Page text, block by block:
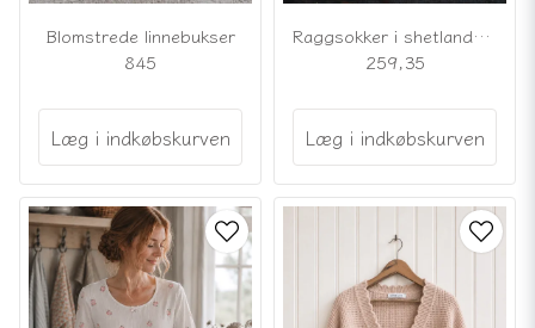
Blomstrede linnebukser
845
Læg i indkøbskurven
Raggsokker i shetlandsuld
259,35
Læg i indkøbskurven